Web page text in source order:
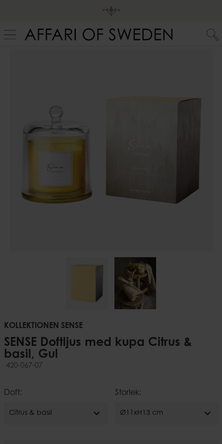
KOLLEKTIONEN SENSE
SENSE Doftljus med kupa Citrus &
basil, Gul
420-067-07
Doft:
Citrus & basil expand_more
Storlek:
Ø11xH13 cm expand_more